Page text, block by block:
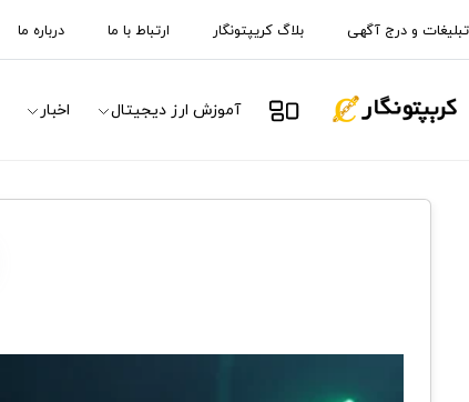
تبلیغات و درج آگهی بلاگ کریپتونگار ارتباط با ما درباره ما
آموزش ارز دیجیتال اخبار